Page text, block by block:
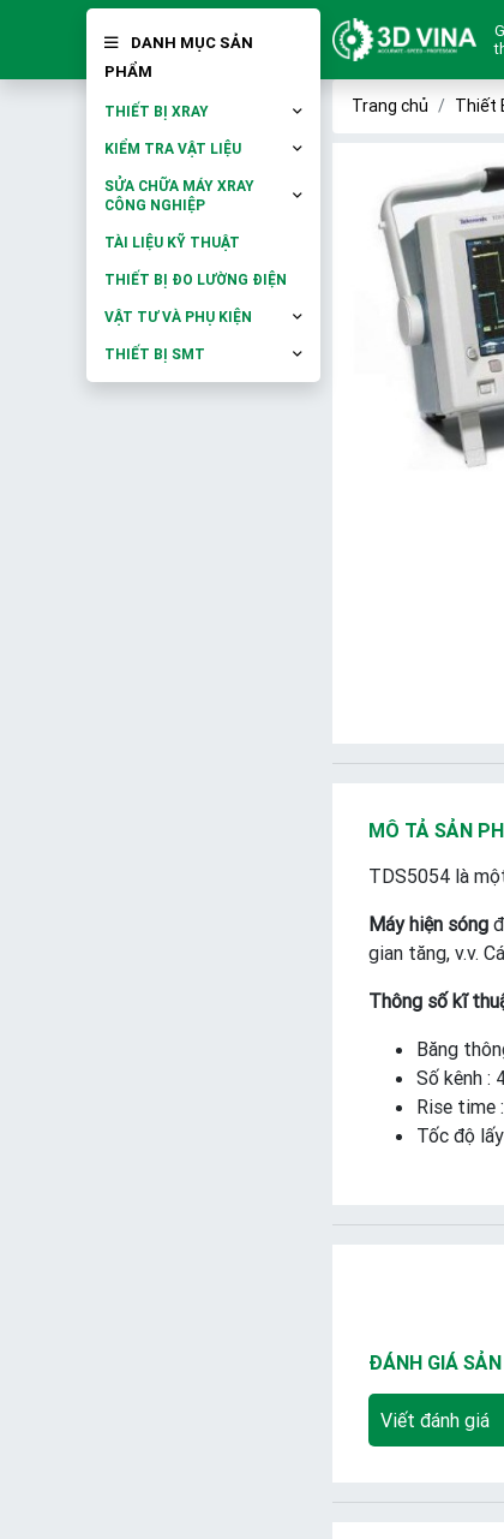
DANH MỤC SẢN
PHẨM
THIẾT BỊ XRAY
KIỂM TRA VẬT LIỆU
SỬA CHỮA MÁY XRAY
CÔNG NGHIỆP
TÀI LIỆU KỸ THUẬT
THIẾT BỊ ĐO LƯỜNG ĐIỆN
VẬT TƯ VÀ PHỤ KIỆN
THIẾT BỊ SMT
Trang chủ Thiết
MÔ TẢ SẢN
TDS5054 là
Máy hiện sóng
gian tăng, v.v.
Thông số kĩ
Băng
Số kênh :
Rise time
Tốc độ
ĐÁNH GIÁ
Viết đánh giá